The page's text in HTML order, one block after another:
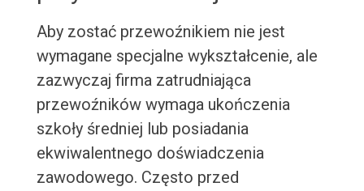
Aby zostać przewoźnikiem nie jest
wymagane specjalne wykształcenie, ale
zazwyczaj firma zatrudniająca
przewoźników wymaga ukończenia
szkoły średniej lub posiadania
ekwiwalentnego doświadczenia
zawodowego. Często przed